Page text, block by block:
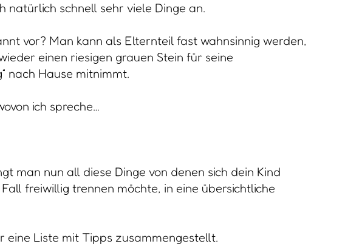
natürlich schnell sehr viele Dinge an.
vor? Man kann als Elternteil fast wahnsinnig werden,
einen riesigen grauen Stein für seine
nach Hause mitnimmt.
ich spreche…
man nun all diese Dinge von denen sich dein Kind
freiwillig trennen möchte, in eine übersichtliche
eine Liste mit Tipps zusammengestellt.